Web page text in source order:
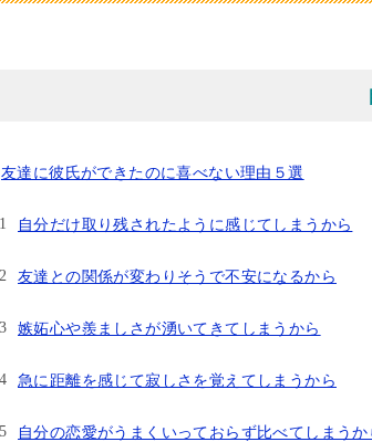
友達に彼氏ができたのに喜べない理由５選
自分だけ取り残されたように感じてしまうから
友達との関係が変わりそうで不安になるから
嫉妬心や羨ましさが湧いてきてしまうから
急に距離を感じて寂しさを覚えてしまうから
自分の恋愛がうまくいっておらず比べてしまうか